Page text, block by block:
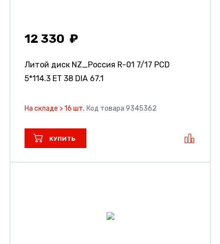
12 330
Литой диск NZ_Россия R-01 7/17 PCD
5*114.3 ET 38 DIA 67.1
На складе > 16 шт. Код товара 9345362
КУПИТЬ